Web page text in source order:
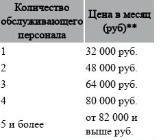
Количество
обслуживающего
персонала
Цена в месяц
(руб)**
1
32 000 руб.
2
48 000 руб.
3
64 000 руб.
4
80 000 руб.
5 и более
от 82 000 и
выше руб.